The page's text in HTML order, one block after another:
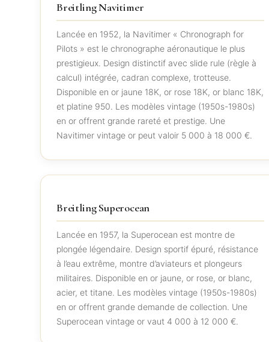
Breitling Navitimer
Lancée en 1952, la Navitimer « Chronograph for
Pilots » est le chronographe aéronautique le plus
prestigieux. Design distinctif avec slide rule (règle à
calcul) intégrée, cadran complexe, trotteuse.
Disponible en or jaune 18K, or rose 18K, or blanc 18K,
et platine 950. Les modèles vintage (1950s-1980s)
en or offrent grande rareté et prestige. Une
Navitimer vintage or peut valoir 5 000 à 18 000 €.
Breitling Superocean
Lancée en 1957, la Superocean est montre de
plongée légendaire. Design sportif épuré, résistance
à l’eau extrême, montre d’aviateurs et plongeurs
militaires. Disponible en or jaune, or rose, or blanc,
acier, et titane. Les modèles vintage (1950s-1980s)
en or offrent grande demande de collection. Une
Superocean vintage or vaut 4 000 à 12 000 €.